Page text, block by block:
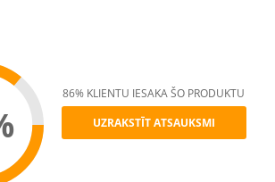
86% KLIENTU IESAKA ŠO PRODUKTU
UZRAKSTĪT ATSAUKSMI